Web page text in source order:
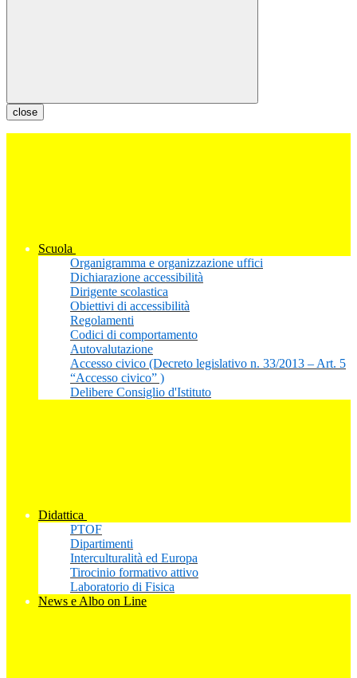
close
Scuola
Organigramma e organizzazione uffici
Dichiarazione accessibilità
Dirigente scolastica
Obiettivi di accessibilità
Regolamenti
Codici di comportamento
Autovalutazione
Accesso civico (Decreto legislativo n. 33/2013 – Art. 5
“Accesso civico” )
Delibere Consiglio d'Istituto
Didattica
PTOF
Dipartimenti
Interculturalità ed Europa
Tirocinio formativo attivo
Laboratorio di Fisica
News e Albo on Line